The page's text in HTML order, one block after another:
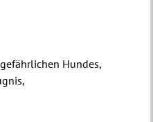
Hundes,